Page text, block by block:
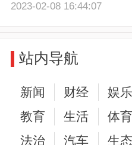
2023-02-08 16:44:07
站内导航
新闻 财经 娱乐
教育
生活 体育
法治
汽车 生态